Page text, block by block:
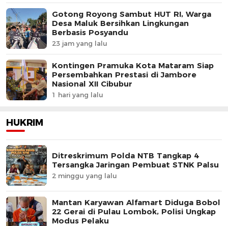
Gotong Royong Sambut HUT RI, Warga
Desa Maluk Bersihkan Lingkungan
Berbasis Posyandu
23 jam yang lalu
Kontingen Pramuka Kota Mataram Siap
Persembahkan Prestasi di Jambore
Nasional XII Cibubur
1 hari yang lalu
HUKRIM
Ditreskrimum Polda NTB Tangkap 4
Tersangka Jaringan Pembuat STNK Palsu
2 minggu yang lalu
Mantan Karyawan Alfamart Diduga Bobol
22 Gerai di Pulau Lombok, Polisi Ungkap
Modus Pelaku